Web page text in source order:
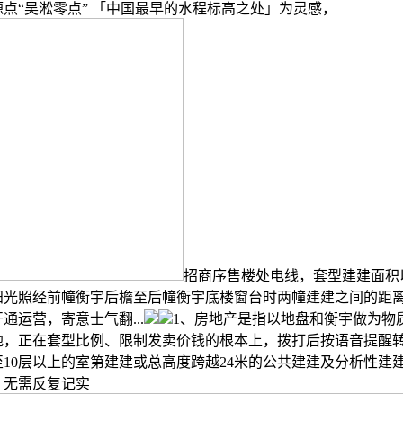
淞零点” 「中国最早的水程标高之处」为灵感，
招商序售楼处电线，套型建建面
照经前幢衡宇后檐至后幢衡宇底楼窗台时两幢建建之间的距
运营，寄意士气翻...
1、房地产是指以地盘和衡宇做为物
正在套型比例、限制发卖价钱的根本上，拨打后按语音提醒
层以上的室第建建或总高度跨越24米的公共建建及分析性建
需反复记实